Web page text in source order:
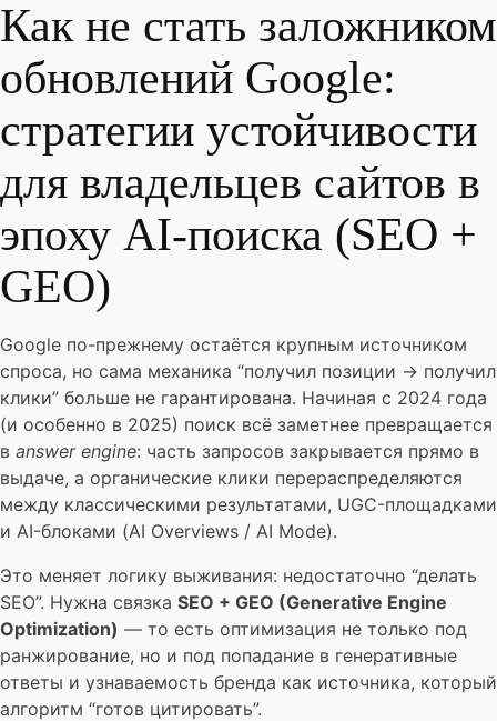
Как не стать заложником
обновлений Google:
стратегии устойчивости
для владельцев сайтов в
эпоху AI-поиска (SEO +
GEO)
Google по-прежнему остаётся крупным источником
спроса, но сама механика “получил позиции → получил
клики” больше не гарантирована. Начиная с 2024 года
(и особенно в 2025) поиск всё заметнее превращается
в answer engine: часть запросов закрывается прямо в
выдаче, а органические клики перераспределяются
между классическими результатами, UGC-площадками
и AI-блоками (AI Overviews / AI Mode).
Это меняет логику выживания: недостаточно “делать
SEO”. Нужна связка SEO + GEO (Generative Engine
Optimization) — то есть оптимизация не только под
ранжирование, но и под попадание в генеративные
ответы и узнаваемость бренда как источника, который
алгоритм “готов цитировать”.